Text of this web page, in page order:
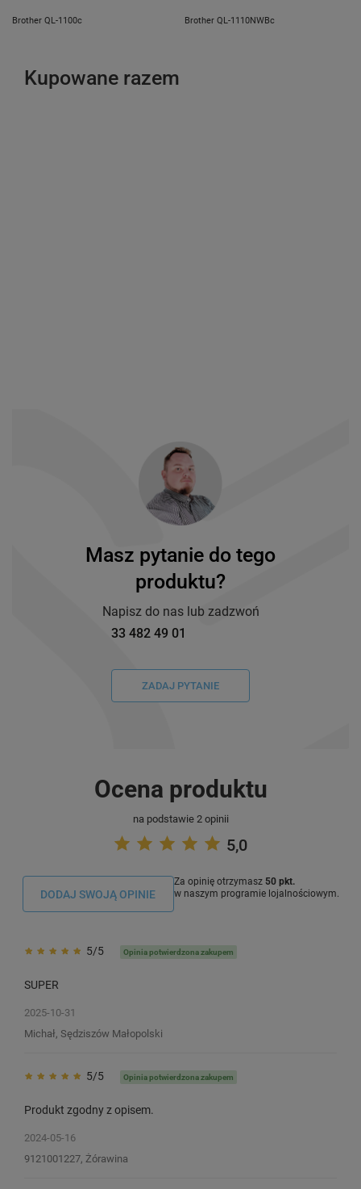
Brother QL-1100c Brother QL-1110NWBc
Kupowane razem
Masz pytanie do tego
produktu?
Napisz do nas lub zadzwoń
33 482 49 01
ZADAJ PYTANIE
Ocena produktu
na podstawie 2 opinii
5,0
DODAJ SWOJĄ OPINIE
Za opinię otrzymasz 50 pkt.
w naszym programie lojalnościowym.
5/5 Opinia potwierdzona zakupem
SUPER
2025-10-31
Michał, Sędziszów Małopolski
5/5 Opinia potwierdzona zakupem
Produkt zgodny z opisem.
2024-05-16
9121001227, Żórawina